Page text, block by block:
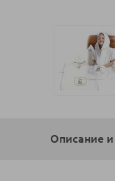
на
Описание и